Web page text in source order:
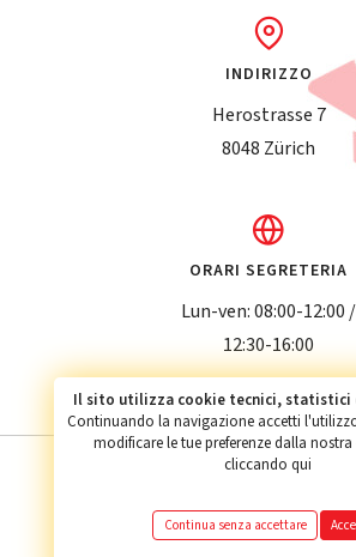
INDIRIZZO
Herostrasse 7
8048 Zürich
ORARI SEGRETERIA
Lun-ven: 08:00-12:00 /
12:30-16:00
Privacy policy
Condizioni generali
Il sito utilizza cookie tecnici, statistici
Continuando la navigazione accetti
modificare le tue preferenze dalla
cliccando qui
Continua senza accettare